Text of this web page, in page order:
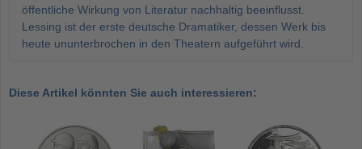
öffentliche Wirkung von Literatur nachhaltig beeinflusst.
Lessing ist der erste deutsche Dramatiker, dessen Werk bis
heute ununterbrochen in den Theatern aufgeführt wird.
Diese Artikel könnten Sie auch interessieren: